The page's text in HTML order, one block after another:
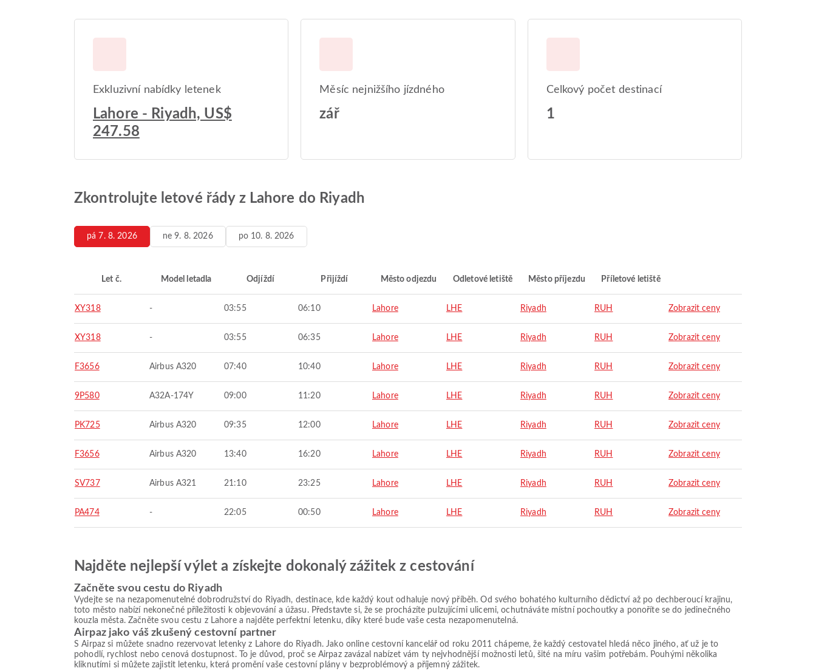
Exkluzivní nabídky letenek
Lahore - Riyadh, US$
247.58
Měsíc nejnižšího jízdného
zář
Celkový počet destinací
1
Zkontrolujte letové řády z Lahore do Riyadh
pá 7. 8. 2026 ne 9. 8. 2026 po 10. 8. 2026
Let č. Model letadla Odjíždí Přijíždí Město odjezdu Odletové letiště Město příjezdu Příletové letiště
XY318 - 03:55 06:10 Lahore LHE Riyadh RUH Zobrazit ceny
XY318 - 03:55 06:35 Lahore LHE Riyadh RUH Zobrazit ceny
F3656 Airbus A320 07:40 10:40 Lahore LHE Riyadh RUH Zobrazit ceny
9P580 A32A-174Y 09:00 11:20 Lahore LHE Riyadh RUH Zobrazit ceny
PK725 Airbus A320 09:35 12:00 Lahore LHE Riyadh RUH Zobrazit ceny
F3656 Airbus A320 13:40 16:20 Lahore LHE Riyadh RUH Zobrazit ceny
SV737 Airbus A321 21:10 23:25 Lahore LHE Riyadh RUH Zobrazit ceny
PA474 - 22:05 00:50 Lahore LHE Riyadh RUH Zobrazit ceny
Najděte nejlepší výlet a získejte dokonalý zážitek z cestování
Začněte svou cestu do Riyadh
Vydejte se na nezapomenutelné dobrodružství do Riyadh, destinace, kde každý kout odhaluje nový příběh. Od svého bohatého kulturního dědictví až po dechberoucí krajinu,
toto město nabízí nekonečné příležitosti k objevování a úžasu. Představte si, že se procházíte pulzujícími ulicemi, ochutnáváte místní pochoutky a ponoříte se do jedinečného
kouzla města. Začněte svou cestu z Lahore a najděte perfektní letenku, díky které bude vaše cesta nezapomenutelná.
Airpaz jako váš zkušený cestovní partner
S Airpaz si můžete snadno rezervovat letenky z Lahore do Riyadh. Jako online cestovní kancelář od roku 2011 chápeme, že každý cestovatel hledá něco jiného, ať už je to
pohodlí, rychlost nebo cenová dostupnost. To je důvod, proč se Airpaz zavázal nabízet vám ty nejvhodnější možnosti letů, šité na míru vašim potřebám. Pouhými několika
kliknutími si můžete zajistit letenku, která promění vaše cestovní plány v bezproblémový a příjemný zážitek.